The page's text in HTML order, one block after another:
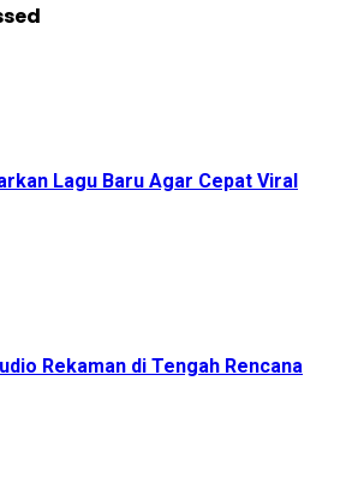
Lagu Baru Agar Cepat Viral
Rekaman di Tengah Rencana